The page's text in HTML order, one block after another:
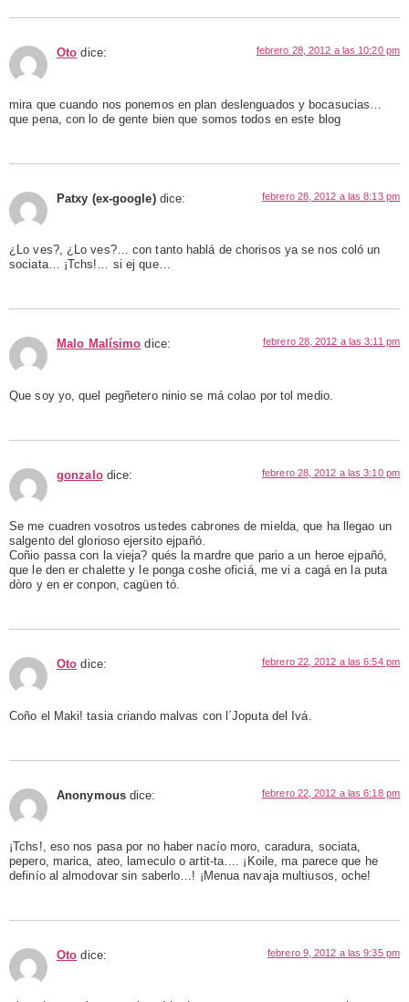
Oto dice: febrero 28, 2012 a las 10:20 pm
mira que cuando nos ponemos en plan deslenguados y bocasucias…
que pena, con lo de gente bien que somos todos en este blog
Patxy (ex-google) dice: febrero 28, 2012 a las 8:13 pm
¿Lo ves?, ¿Lo ves?… con tanto hablá de chorisos ya se nos coló un
sociata… ¡Tchs!… si ej que…
Malo Malísimo dice: febrero 28, 2012 a las 3:11 pm
Que soy yo, quel pegñetero ninio se má colao por tol medio.
gonzalo dice: febrero 28, 2012 a las 3:10 pm
Se me cuadren vosotros ustedes cabrones de mielda, que ha llegao un
salgento del glorioso ejersito ejpañó.
Coñio passa con la vieja? qués la mardre que pario a un heroe ejpañó,
que le den er chalette y le ponga coshe oficiá, me vi a cagá en la puta
dòro y en er conpon, cagüen tó.
Oto dice: febrero 22, 2012 a las 6:54 pm
Coño el Maki! tasia criando malvas con l´Joputa del Ivá.
Anonymous dice: febrero 22, 2012 a las 6:18 pm
¡Tchs!, eso nos pasa por no haber nacío moro, caradura, sociata,
pepero, marica, ateo, lameculo o artit-ta…. ¡Koile, ma parece que he
definío al almodovar sin saberlo…! ¡Menua navaja multiusos, oche!
Oto dice: febrero 9, 2012 a las 9:35 pm